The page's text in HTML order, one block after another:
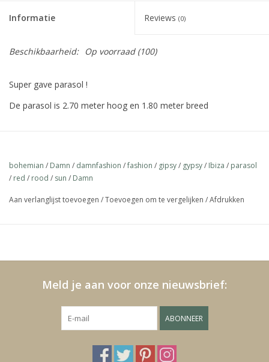
Bootbelts
Kerst
MAGAZIJNOPRUIMING
Informatie Reviews (0)
Beschikbaarheid: Op voorraad(100)
Super gave parasol !
De parasol is 2.70 meter hoog en 1.80 meter breed
Verkrijgbaar in verschillende kleuren.
bohemian / Damn / damnfashion /fashion / gipsy/ gypsy/ Ibiza / parasol
/ red / rood / sun / Damn
Aan verlanglijst toevoegen /Toevoegen om te vergelijken /Afdrukken
Meld je aan voor onze nieuwsbrief:
ABONNEER